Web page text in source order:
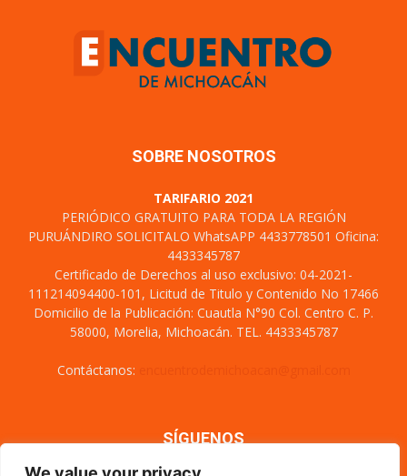
SOBRE NOSOTROS
TARIFARIO 2021
PERIÓDICO GRATUITO PARA TODA LA REGIÓN
PURUÁNDIRO SOLICITALO WhatsAPP 4433778501 Oficina:
4433345787
Certificado de Derechos al uso exclusivo: 04-2021-
111214094400-101, Licitud de Titulo y Contenido No 17466
Domicilio de la Publicación: Cuautla N°90 Col. Centro C. P.
58000, Morelia, Michoacán. TEL. 4433345787
Contáctanos:
SÍGUENOS